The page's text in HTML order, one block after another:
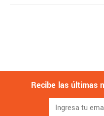
Recibe las últimas